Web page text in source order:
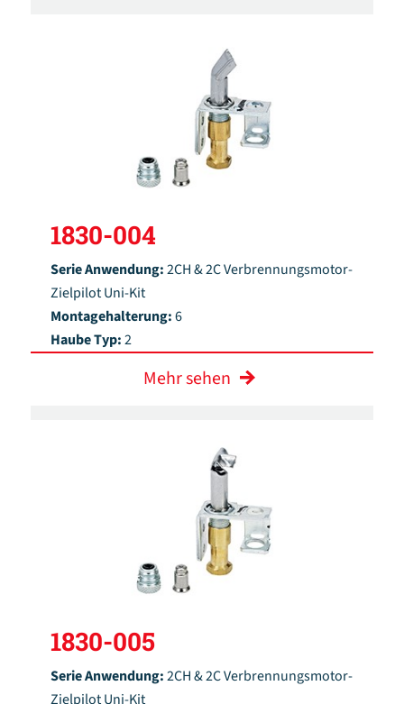
1830-004
Serie Anwendung:2CH & 2C Verbrennungsmotor-
Zielpilot Uni-Kit
Montagehalterung:6
Haube Typ:2
Mehr sehen
1830-005
Serie Anwendung:2CH & 2C Verbrennungsmotor-
Zielpilot Uni-Kit